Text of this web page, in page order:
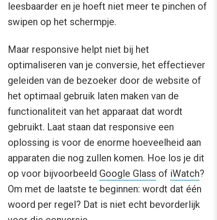
leesbaarder en je hoeft niet meer te pinchen of
swipen op het schermpje.
Maar responsive helpt niet bij het
optimaliseren van je conversie, het effectiever
geleiden van de bezoeker door de website of
het optimaal gebruik laten maken van de
functionaliteit van het apparaat dat wordt
gebruikt. Laat staan dat responsive een
oplossing is voor de enorme hoeveelheid aan
apparaten die nog zullen komen. Hoe los je dit
op voor bijvoorbeeld Google Glass of iWatch?
Om met de laatste te beginnen: wordt dat één
woord per regel? Dat is niet echt bevorderlijk